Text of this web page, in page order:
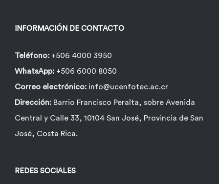
INFORMACIÓN DE CONTACTO
Teléfono: +506 4000 3950
WhatsApp: +506 6000 8050
Correo electrónico: info@ucenfotec.ac.cr
Dirección: Barrio Francisco Peralta, sobre Avenida
Central y Calle 33, 10104 San José, Provincia de San
José, Costa Rica.
REDES SOCIALES